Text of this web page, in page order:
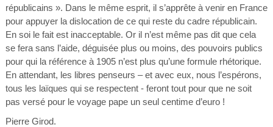
républicains ». Dans le même esprit, il s’apprête à venir en France
pour appuyer la dislocation de ce qui reste du cadre républicain.
En soi le fait est inacceptable. Or il n’est même pas dit que cela
se fera sans l’aide, déguisée plus ou moins, des pouvoirs publics
pour qui la référence à 1905 n’est plus qu’une formule rhétorique.
En attendant, les libres penseurs – et avec eux, nous l’espérons,
tous les laïques qui se respectent - feront tout pour que ne soit
pas versé pour le voyage pape un seul centime d’euro !
Pierre Girod.